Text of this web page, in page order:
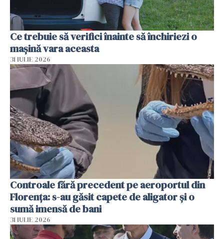
Ce trebuie să verifici înainte să închiriezi o
mașină vara aceasta
31 IULIE 2026
Controale fără precedent pe aeroportul din
Florența: s-au găsit capete de aligator și o
sumă imensă de bani
31 IULIE 2026